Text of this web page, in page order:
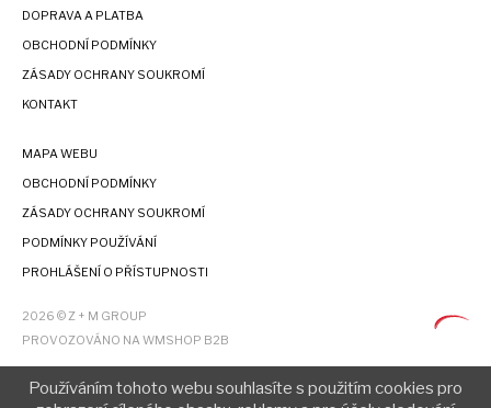
DOPRAVA A PLATBA
OBCHODNÍ PODMÍNKY
ZÁSADY OCHRANY SOUKROMÍ
KONTAKT
MAPA WEBU
OBCHODNÍ PODMÍNKY
ZÁSADY OCHRANY SOUKROMÍ
PODMÍNKY POUŽÍVÁNÍ
PROHLÁŠENÍ O PŘÍSTUPNOSTI
2026 © Z + M GROUP
PROVOZOVÁNO NA WMSHOP B2B
Používáním tohoto webu souhlasíte s použitím cookies pro